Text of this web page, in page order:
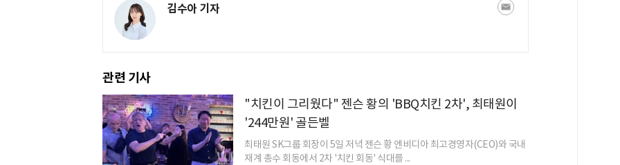
김수아 기자
관련 기사
"치킨이 그리웠다" 젠슨 황의 'BBQ치킨 2차', 최태원이
'244만원' 골든벨
최태원 SK그룹 회장이 5일 저녁 젠슨 황 엔비디아 최고경영자(CEO)와 국내
재계 총수 회동에서 2차 '치킨 회동' 식대를 ...